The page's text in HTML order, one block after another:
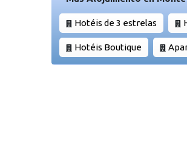
Hotéis de 3 estrelas
Hotéis Boutique